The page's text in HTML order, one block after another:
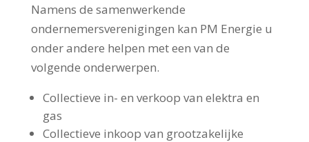
Namens de samenwerkende
ondernemersverenigingen kan PM Energie u
onder andere helpen met een van de
volgende onderwerpen.
Collectieve in- en verkoop van elektra en
gas
Collectieve inkoop van grootzakelijke